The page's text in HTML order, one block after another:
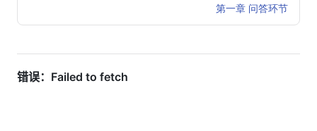
第一章 问答环节